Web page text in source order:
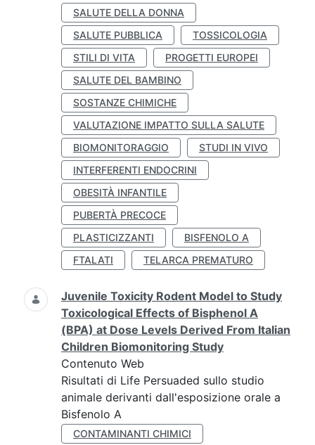
SALUTE DELLA DONNA
SALUTE PUBBLICA
TOSSICOLOGIA
STILI DI VITA
PROGETTI EUROPEI
SALUTE DEL BAMBINO
SOSTANZE CHIMICHE
VALUTAZIONE IMPATTO SULLA SALUTE
BIOMONITORAGGIO
STUDI IN VIVO
INTERFERENTI ENDOCRINI
OBESITÀ INFANTILE
PUBERTÀ PRECOCE
PLASTICIZZANTI
BISFENOLO A
FTALATI
TELARCA PREMATURO
Juvenile Toxicity Rodent Model to Study
Toxicological Effects of Bisphenol A
(BPA) at Dose Levels Derived From Italian
Children Biomonitoring Study
Contenuto Web
Risultati di Life Persuaded sullo studio
animale derivanti dall'esposizione orale a
Bisfenolo A
CONTAMINANTI CHIMICI